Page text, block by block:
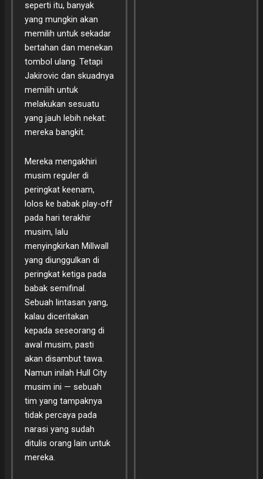
seperti itu, banyak
yang mungkin akan
memilih untuk sekadar
bertahan dan menekan
tombol ulang. Tetapi
Jakirovic dan skuadnya
memilih untuk
melakukan sesuatu
yang jauh lebih nekat:
mereka bangkit.
Mereka mengakhiri
musim reguler di
peringkat keenam,
lolos ke babak play-off
pada hari terakhir
musim, lalu
menyingkirkan Millwall
yang diunggulkan di
peringkat ketiga pada
babak semifinal.
Sebuah lintasan yang,
kalau diceritakan
kepada seseorang di
awal musim, pasti
akan disambut tawa.
Namun inilah Hull City
musim ini — sebuah
tim yang tampaknya
tidak percaya pada
narasi yang sudah
ditulis orang lain untuk
mereka.